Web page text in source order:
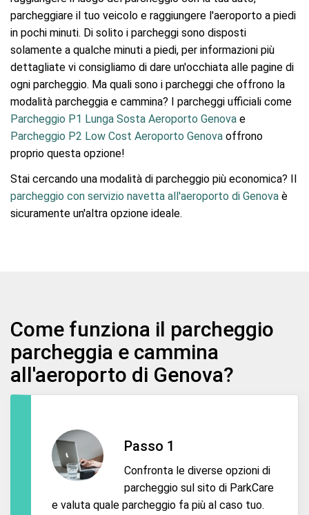
parcheggiare il tuo veicolo e raggiungere l'aeroporto a piedi
in pochi minuti. Di solito i parcheggi sono disposti
solamente a qualche minuti a piedi, per informazioni più
dettagliate vi consigliamo di dare un'occhiata alle pagine di
ogni parcheggio. Ma quali sono i parcheggi che offrono la
modalità parcheggia e cammina? I parcheggi ufficiali come
Parcheggio P1 Lunga Sosta Aeroporto Genova e
Parcheggio P2 Low Cost Aeroporto Genova offrono
proprio questa opzione!
Stai cercando una modalità di parcheggio più economica? Il
parcheggio con servizio navetta all'aeroporto di Genova è
sicuramente un'altra opzione ideale.
Come funziona il parcheggio
parcheggia e cammina
all'aeroporto di Genova?
Passo 1
Confronta le diverse opzioni di
parcheggio sul sito di ParkCare
e valuta quale parcheggio fa più al caso tuo.